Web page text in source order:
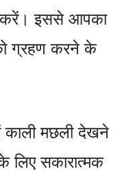
करें। इससे आपका
ग्रहण करने के
मछली देखने
लिए सकारात्मक